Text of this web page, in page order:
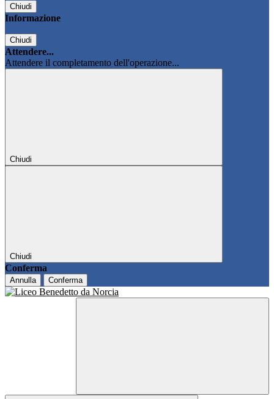
Chiudi
Informazione
Chiudi
Attendere...
Attendere il completamento dell'operazione...
Chiudi
Chiudi
Conferma
Annulla Conferma